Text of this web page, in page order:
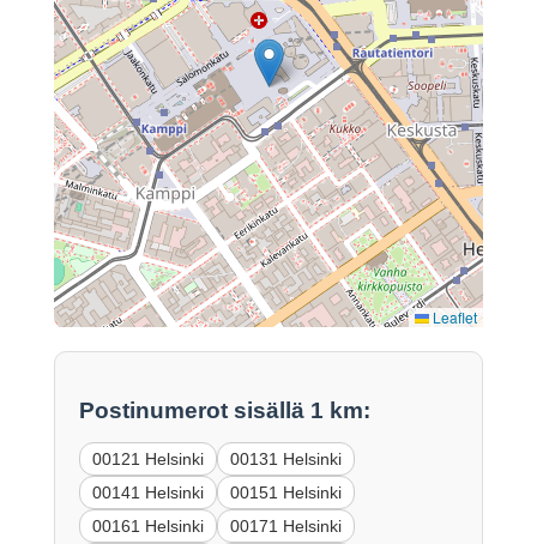
Leaflet
Postinumerot sisällä 1 km:
00121 Helsinki
00131 Helsinki
00141 Helsinki
00151 Helsinki
00161 Helsinki
00171 Helsinki